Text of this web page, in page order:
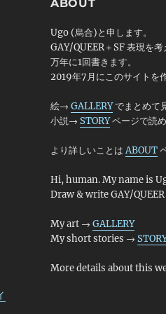
ABOUT
Ugo (烏合)と申します。
GAY/QUEER＋SF 表現を
万年に1回書きます。
2019年7月にこのサイトを作
絵→ GALLERYでまとめて
小説→ STORYページで読め
より詳しいことはABOUT
Hi, human. My name is
Draw & write GAY/
My art → GALLERY
My short stories →
More details about this